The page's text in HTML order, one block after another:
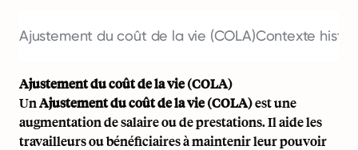
Ajustement du coût de la vie (COLA)Contexte
Ajustement du coût de la vie (COLA)
UnAjustement du coût de la vie (COLA)est une
augmentation de salaire ou de prestations. Il aide les
travailleurs ou bénéficiaires à maintenir leur pouvoir